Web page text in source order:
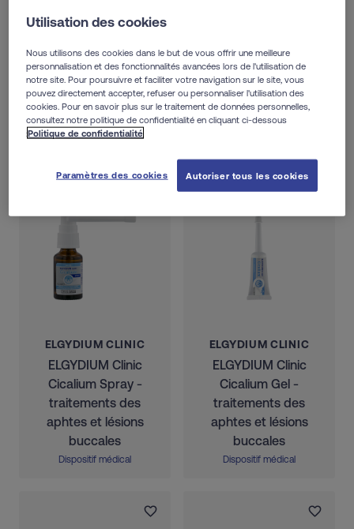
ELGYDIUM CLINIC
ELGYDIUM Clinic
Cicalium Spray -
traitements des
aphtes et lésions
buccales
Dispositif médical
ELGYDIUM CLINIC
ELGYDIUM Clinic
Cicalium Gel -
traitements des
aphtes et lésions
buccales
Dispositif médical
Utilisation des cookies
Nous utilisons des cookies dans le but de vous offrir une meilleure
personnalisation et des fonctionnalités avancées lors de l'utilisation de
notre site. Pour poursuivre et faciliter votre navigation sur le site, vous
pouvez directement accepter, refuser ou personnaliser l'utilisation des
cookies. Pour en savoir plus sur le traitement de données personnelles,
consultez notre politique de confidentialité en cliquant ci-dessous
:Politique de confidentialité
Paramètres des cookies Autoriser tous les cookies